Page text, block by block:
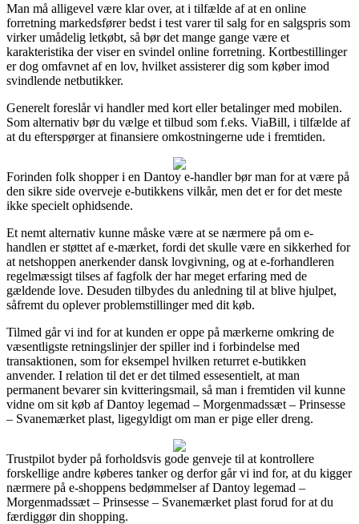
Man må alligevel være klar over, at i tilfælde af at en online
forretning markedsfører bedst i test varer til salg for en salgspris som
virker umådelig letkøbt, så bør det mange gange være et
karakteristika der viser en svindel online forretning. Kortbestillinger
er dog omfavnet af en lov, hvilket assisterer dig som køber imod
svindlende netbutikker.
Generelt foreslår vi handler med kort eller betalinger med mobilen.
Som alternativ bør du vælge et tilbud som f.eks. ViaBill, i tilfælde af
at du efterspørger at finansiere omkostningerne ude i fremtiden.
Forinden folk shopper i en Dantoy e-handler bør man for at være på
den sikre side overveje e-butikkens vilkår, men det er for det meste
ikke specielt ophidsende.
Et nemt alternativ kunne måske være at se nærmere på om e-
handlen er støttet af e-mærket, fordi det skulle være en sikkerhed for
at netshoppen anerkender dansk lovgivning, og at e-forhandleren
regelmæssigt tilses af fagfolk der har meget erfaring med de
gældende love. Desuden tilbydes du anledning til at blive hjulpet,
såfremt du oplever problemstillinger med dit køb.
Tilmed går vi ind for at kunden er oppe på mærkerne omkring de
væsentligste retningslinjer der spiller ind i forbindelse med
transaktionen, som for eksempel hvilken returret e-butikken
anvender. I relation til det er det tilmed essesentielt, at man
permanent bevarer sin kvitteringsmail, så man i fremtiden vil kunne
vidne om sit køb af Dantoy legemad – Morgenmadssæt – Prinsesse
– Svanemærket plast, ligegyldigt om man er pige eller dreng.
Trustpilot byder på forholdsvis gode genveje til at kontrollere
forskellige andre køberes tanker og derfor går vi ind for, at du kigger
nærmere på e-shoppens bedømmelser af Dantoy legemad –
Morgenmadssæt – Prinsesse – Svanemærket plast forud for at du
færdiggør din shopping.